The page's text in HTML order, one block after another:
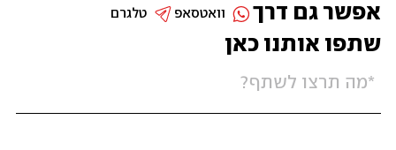
שתפו אותנו כאן
אפשר גם דרך טלגרם וואטסאפ